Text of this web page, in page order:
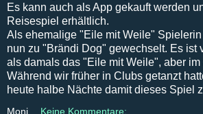
Es kann auch als App gekauft werden
Reisespiel erhältlich.
Als ehemalige "Eile mit Weile"
nun zu "Brändi Dog" gewechselt. Es ist
als damals das "Eile mit Weile", aber
Während wir früher in Clubs getanzt
heute halbe Nächte damit dieses Spiel
Moni Keine Kommentare: